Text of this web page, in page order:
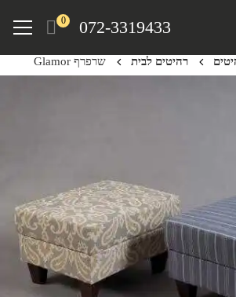
072-3319433
0
Menu
רהיטים לבית שרפרף Glamor